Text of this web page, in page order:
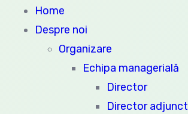
Home
Despre noi
Organizare
Echipa managerială
Director
Director adjunct